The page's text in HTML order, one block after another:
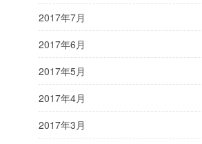
2017年7月
2017年6月
2017年5月
2017年4月
2017年3月